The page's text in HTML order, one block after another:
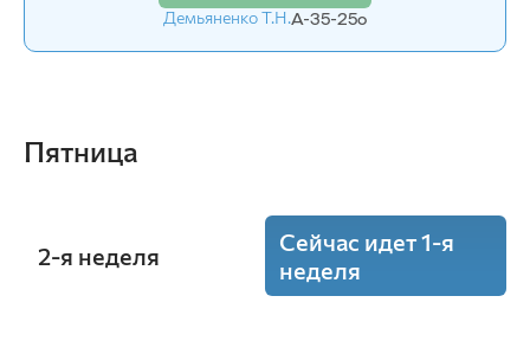
Демьяненко Т.Н.А-31-23o
Демьяненко Т.Н.А-35-25o
Пятница
2-я неделя
Сейчас идет 1-я
неделя